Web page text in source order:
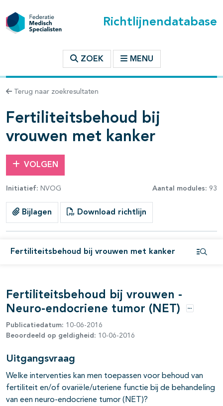
Richtlijnendatabase
ZOEK MENU
Terug naar zoekresultaten
Fertiliteitsbehoud bij
vrouwen met kanker
VOLGEN
Initiatief: NVOG Aantal modules: 93
Bijlagen Download richtlijn
Fertiliteitsbehoud bij vrouwen met kanker
binnen deze richtlijn
open- en dichtklappen
open- en dichtklappen
open- en dichtklappen
open- en dichtklappen
open- en dichtklappen
open- en dichtklappen
open- en dichtklappen
Fertiliteitsbehoud bij vrouwen -
Neuro-endocriene tumor (NET)
Opties
Publicatiedatum: 10-06-2016
Beoordeeld op geldigheid: 10-06-2016
Uitgangsvraag
Welke interventies kan men toepassen voor behoud van
fertiliteit en/of ovariële/uteriene functie bij de behandeling
van een neuro-endocriene tumor (NET)?